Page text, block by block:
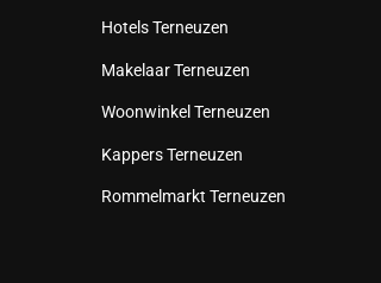
Hotels Terneuzen
Makelaar Terneuzen
Woonwinkel Terneuzen
Kappers Terneuzen
Rommelmarkt Terneuzen